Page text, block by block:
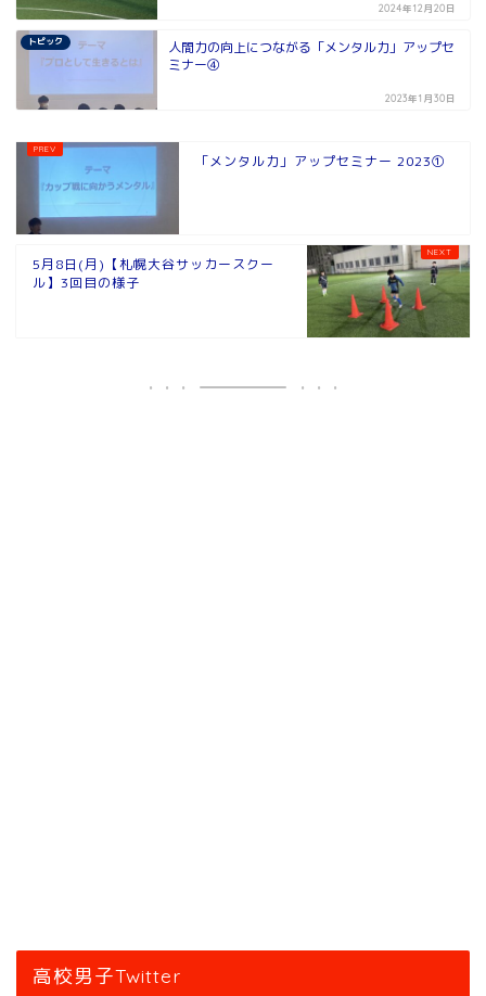
2024年12月20日
トピック
人間力の向上につながる「メンタル力」アップセ
ミナー④
2023年1月30日
「メンタル力」アップセミナー 2023①
5月8日(月)【札幌大谷サッカースクー
ル】3回目の様子
高校男子Twitter